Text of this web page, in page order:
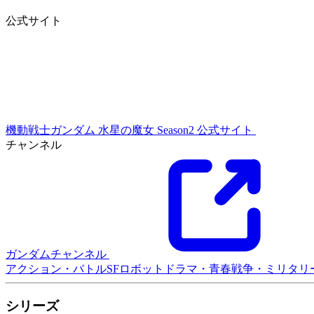
公式サイト
機動戦士ガンダム 水星の魔女 Season2 公式サイト
チャンネル
ガンダムチャンネル
アクション・バトルSFロボット ドラマ・青春戦争・ミリタリ
シリーズ